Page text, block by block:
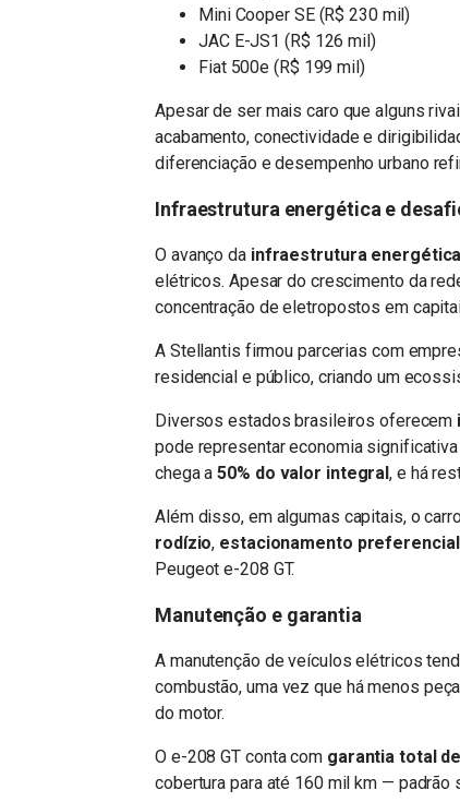
Mini Cooper SE (R$ 230 mil)
JAC E-JS1 (R$ 126 mil)
Fiat 500e (R$ 199 mil)
Apesar de ser mais caro que alguns
acabamento, conectividade e
diferenciação e desempenho urbano
Infraestrutura energética e
O avanço da infraestrutura
elétricos. Apesar do crescimento da
concentração de eletropostos em
A Stellantis firmou parcerias com
residencial e público, criando um
Diversos estados brasileiros oferecem
pode representar economia
chega a50% do valor integral, e há
Além disso, em algumas capitais, o
rodízio, estacionamento preferencial
Peugeot e-208 GT.
Manutenção e garantia
A manutenção de veículos elétricos
combustão, uma vez que há menos
do motor.
O e-208 GT conta com garantia total
cobertura para até 160 mil km —